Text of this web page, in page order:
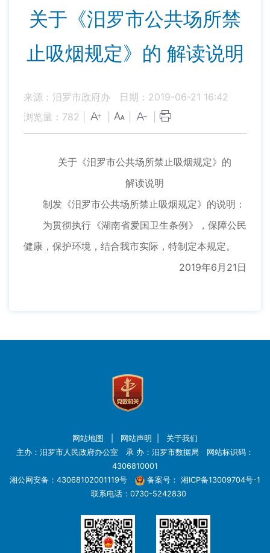
关于《汨罗市公共场所禁
止吸烟规定》的 解读说明
来源：汨罗市政府办
日期：2019-06-21 16:42
浏览量： 782
关于《汨罗市公共场所禁止吸烟规定》的
解读说明
制发《汨罗市公共场所禁止吸烟规定》的说明：
为贯彻执行《湖南省爱国卫生条例》，保障公民
健康，保护环境，结合我市实际，特制定本规定。
2019年6月21日
网站地图 网站声明
关于我们
主办：汨罗市人民政府办公室 承 办：汨罗市数据局 网站标识码：
4306810001
湘公网安备：43068102001119号
备案号： 湘ICP备13009704号-1
联系电话：0730-5242830